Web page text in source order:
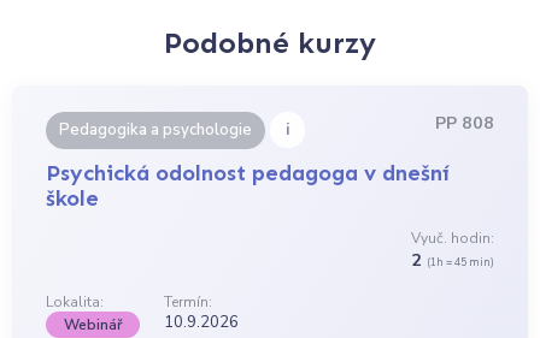
Podobné kurzy
Pedagogika a psychologie i PP 808
Psychická odolnost pedagoga v dnešní
škole
Vyuč. hodin:
2 (1h = 45 min)
Lokalita:
Termín:
Webinář
10.9.2026